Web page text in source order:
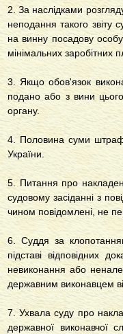
2. За наслідками
неподання такого звіту
на винну посадову
мінімальних заробітних
3. Якщо обов'язок
подано або з вини
органу.
4. Половина суми
України.
5. Питання про
судовому засіданні з
чином повідомлені, не
6. Суддя за
підставі відповідних
невиконання або
державним виконавцем
7. Ухвала суду про
державної виконавчої